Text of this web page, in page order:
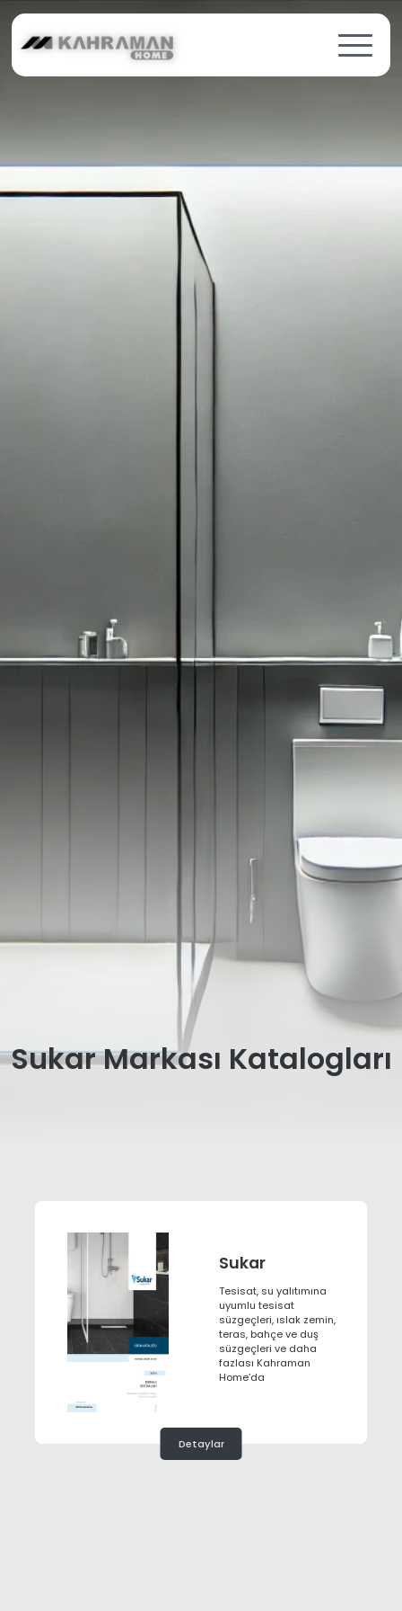
Sukar Markası Katalogları
Sukar
Tesisat, su yalıtımına
uyumlu tesisat
süzgeçleri, ıslak zemin,
teras, bahçe ve duş
süzgeçleri ve daha
fazlası Kahraman
Home’da
Detaylar